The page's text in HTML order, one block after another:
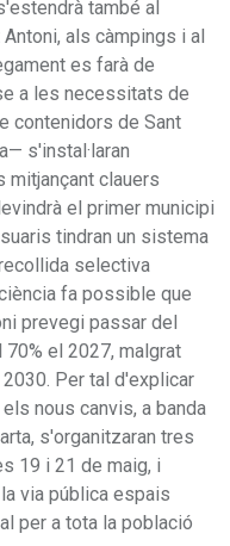
també al
als càmpings i al
es farà de
a les necessitats de
contenidors de Sant
s'instal·laran
mitjançant clauers
el primer municipi
tindran un sistema
selectiva
fa possible que
prevegi passar del
el 2027, malgrat
Per tal d'explicar
nous canvis, a banda
s'organitzaran tres
19 i 21 de maig, i
via pública espais
per a tota la població